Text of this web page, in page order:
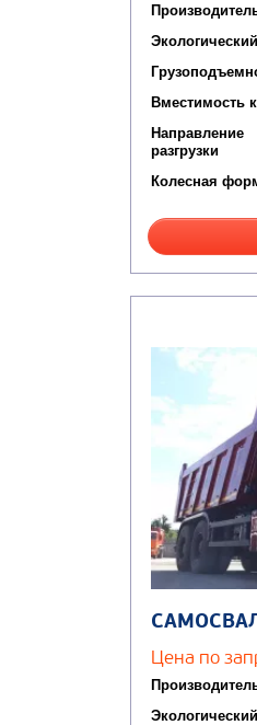
Вместимость
Направление
разгрузки
Колесная
Цена по